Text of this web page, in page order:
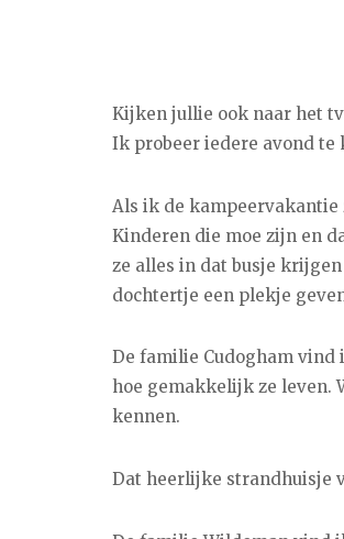
Kijken jullie ook naar het
Ik probeer iedere avond te
Als ik de kampeervakantie
Kinderen die moe zijn en
ze alles in dat busje
dochtertje een plekje
De familie Cudogham
hoe gemakkelijk ze leven.
kennen.
Dat heerlijke strandhuisje